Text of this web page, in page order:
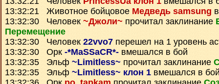
13:32:21 Животное бойцовое Медведь samsung
13:32:30 Человек ~Джоли~ прочитал заклинание
Перемещение
13:32:30 Человек 22vvo7 перешел на 1 уровень
13:32:30 Орк -*MaSSaCR*- вмешался в бой
13:32:35 Эльф ~Limitless~ прочитал заклинание
13:32:35 Эльф ~Limitless~ клон 1 вмешался в